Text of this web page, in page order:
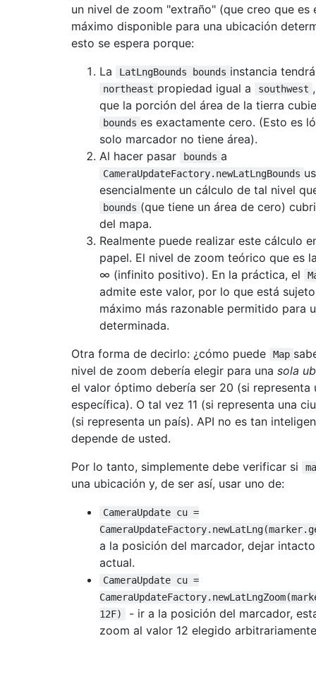
un nivel de zoom "extraño" (que creo que es
máximo disponible para una ubicación
esto se espera porque:
La
LatLngBounds bounds instancia
northeast propiedad igual a southwest
que la porción del área de la tierra
bounds es exactamente cero. (Esto es
solo marcador no tiene área).
Al hacer pasar
bounds a
CameraUpdateFactory.newLatLngBounds
esencialmente un cálculo de tal nivel
bounds (que tiene un área de cero)
del mapa.
Realmente puede realizar este cálculo
papel. El nivel de zoom teórico que es
∞ (infinito positivo). En la práctica, el
admite este valor, por lo que está
máximo más razonable permitido para
determinada.
Otra forma de decirlo: ¿cómo puede
Map
nivel de zoom debería elegir para una sola
el valor óptimo debería ser 20 (si representa
específica). O tal vez 11 (si representa una
(si representa un país). API no es tan
depende de usted.
Por lo tanto, simplemente debe verificar si
una ubicación y, de ser así, usar uno de:
CameraUpdate cu =
a la posición del marcador, dejar
actual.
CameraUpdate cu =
12F)
- ir a la posición del marcador,
zoom al valor 12 elegido